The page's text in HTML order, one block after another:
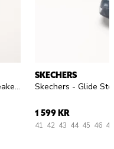
Merrell - Moab Speed 2 - Mörkgrå sneakers i mesh
SKECHERS
Skechers - Glide
1 599 KR
41 42 43 44 45 46